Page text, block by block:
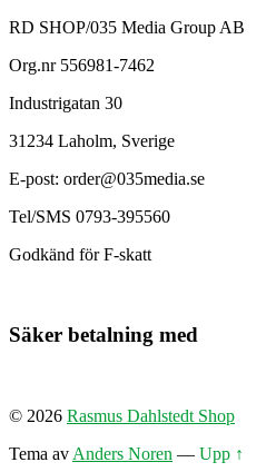
RD SHOP/035 Media Group AB
Org.nr 556981-7462
Industrigatan 30
31234 Laholm, Sverige
E-post: order@035media.se
Tel/SMS 0793-395560
Godkänd för F-skatt
Säker betalning med
© 2026 Rasmus Dahlstedt Shop
Tema av Anders Noren — Upp ↑